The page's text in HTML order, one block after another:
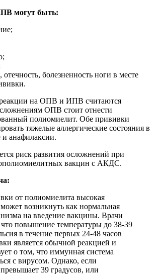
могут быть:
отечность, болезненность ноги в месте
на ОПВ и ИПВ считаются
ОПВ стоит отнести
полиомиелит. Обе прививки
тяжелые аллергические состояния в
и анафилаксии.
риск развития осложнений при
вакцин с АКДС.
от полиомиелита высокая
возникнуть как нормальная
на введение вакцины. Врачи
повышение температуры до 38-39
в течение первых 24-48 часов
является обычной реакцией и
о том, что иммунная система
с вирусом. Однако, если
39 градусов, или